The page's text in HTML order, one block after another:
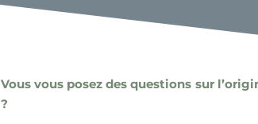
Vous vous posez des questions sur
?